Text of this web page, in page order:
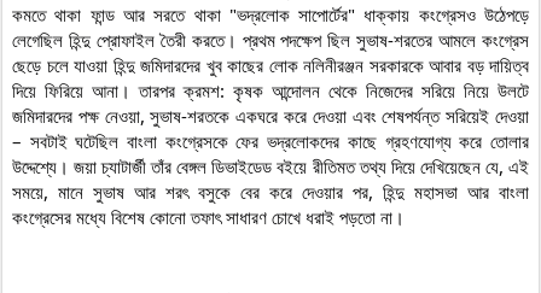
কমতে থাকা ফান্ড আর সরতে থাকা "ভদ্রলোক সাপোর্টের" ধাক্কায় কংগ্রেসও উঠেপড়ে
লেগেছিল হিন্দু প্রোফাইল তৈরী করতে। প্রথম পদক্ষেপ ছিল সুভাষ-শরতের আমলে কংগ্রেস
ছেড়ে চলে যাওয়া হিন্দু জমিদারদের খুব কাছের লোক নলিনীরঞ্জন সরকারকে আবার বড় দায়িত্ব
দিয়ে ফিরিয়ে আনা। তারপর ক্রমশ: কৃষক আন্দোলন থেকে নিজেদের সরিয়ে নিয়ে উলটে
জমিদারদের পক্ষ নেওয়া, সুভাষ-শরতকে একঘরে করে দেওয়া এবং শেষপর্যন্ত সরিয়েই দেওয়া
– সবটাই ঘটেছিল বাংলা কংগ্রেসকে ফের ভদ্রলোকদের কাছে গ্রহণযোগ্য করে তোলার
উদ্দেশ্যে। জয়া চ্যাটার্জী তাঁর বেঙ্গল ডিভাইডেড বইয়ে রীতিমত তথ্য দিয়ে দেখিয়েছেন যে, এই
সময়ে, মানে সুভাষ আর শরৎ বসুকে বের করে দেওয়ার পর, হিন্দু মহাসভা আর বাংলা
কংগ্রেসের মধ্যে বিশেষ কোনো তফাৎ সাধারণ চোখে ধরাই পড়তো না।